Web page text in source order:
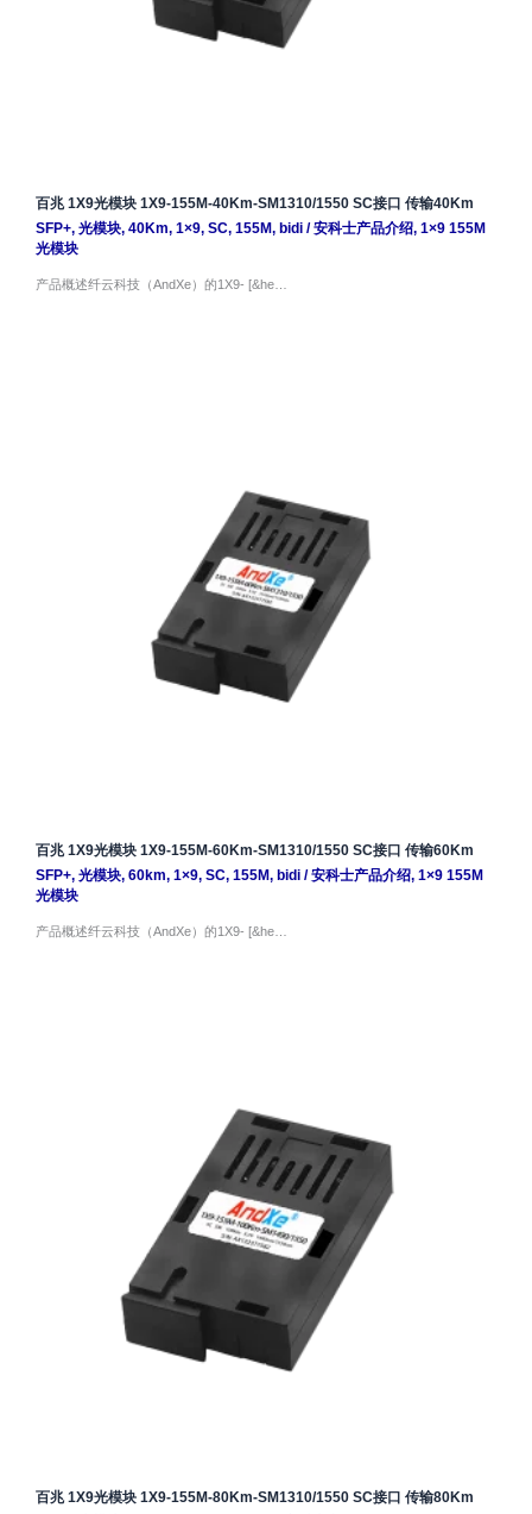
百兆 1X9光模块 1X9-155M-40Km-SM1310/1550 SC接口 传输40Km
SFP+, 光模块, 40Km, 1×9, SC, 155M, bidi/安科士产品介绍, 1×9 155M
光模块
产品概述纤云科技（AndXe）的1X9- [&he…
百兆 1X9光模块 1X9-155M-60Km-SM1310/1550 SC接口 传输60Km
SFP+, 光模块, 60km, 1×9, SC, 155M, bidi/安科士产品介绍, 1×9 155M
光模块
产品概述纤云科技（AndXe）的1X9- [&he…
百兆 1X9光模块 1X9-155M-80Km-SM1310/1550 SC接口 传输80Km